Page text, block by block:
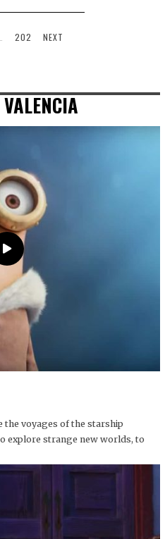
202 NEXT
the voyages of the starship
explore strange new worlds, to